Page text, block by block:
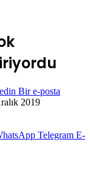
Bir e-posta
2019
Telegram E-